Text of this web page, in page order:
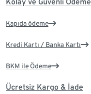
Kolay ve Güvenli Ödeme
Kapıda ödeme
Kredi Kartı / Banka Kartı
BKM ile Ödeme
Ücretsiz Kargo & İade